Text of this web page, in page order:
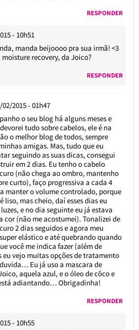
RESPONDER
- 10h51
manda beijoooo pra sua irmã! <3
recovery, da Joico?
RESPONDER
02/2015 - 01h47
o seu blog há alguns meses e
tudo sobre cabelos, ele é na
o melhor blog de todos, sempre
amigas. Mas, tudo que eu
seguindo as suas dicas, consegui
em 2 dias. Eu tenho o cabelo
(não chega ao ombro, mantenho
curto), faço progressiva a cada 4
manter o volume controlado, porque
liso, mas cheio, daí esses dias eu
e no dia seguinte eu já estava
cor (não me acostumei). Tonalizei de
2 dias seguidos e agora meu
elástico e até quebrando quando
você me indica fazer (além de
eu vejo muitas opções de tratamento
Eu já uso a mascara de
aquela azul, e o óleo de côco e
adiantando… Obrigadinha!
RESPONDER
- 10h55